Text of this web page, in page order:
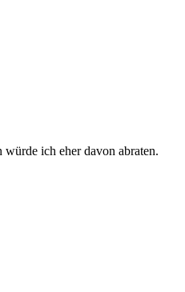
ich eher davon abraten.